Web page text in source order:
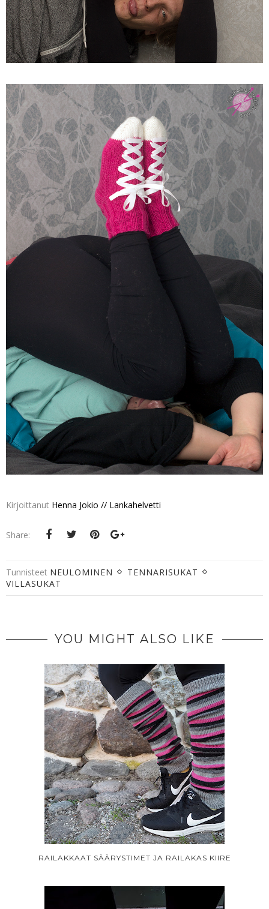
Kirjoittanut Henna Jokio // Lankahelvetti
Share:
Tunnisteet NEULOMINEN
TENNARISUKAT
VILLASUKAT
YOU MIGHT ALSO LIKE
RAILAKKAAT SÄÄRYSTIMET JA RAILAKAS KIIRE